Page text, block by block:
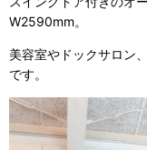
W2590mm。
美容室やドックサロン
です。